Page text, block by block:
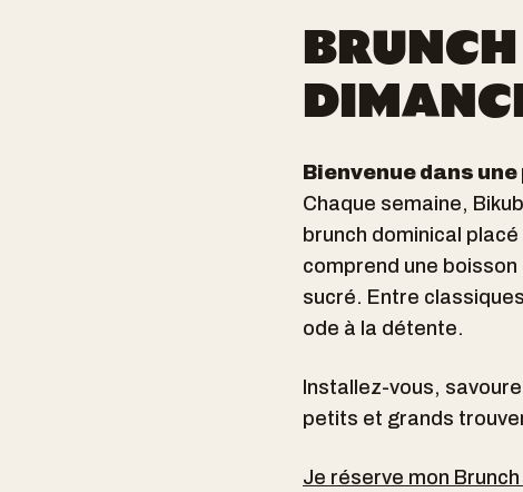
Bienvenue dans
Chaque semaine,
brunch dominical
comprend une boisson
sucré. Entre
ode à la détente.
Installez-vous,
petits et grands
Je réserve mon